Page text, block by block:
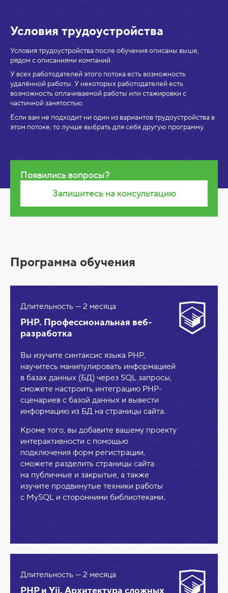
Условия трудоустройства
Условия трудоустройства после обучения описаны выше,
рядом с описаниями компаний.
У всех работодателей этого потока есть возможность
удалённой работы. У некоторых работодателей есть
возможность оплачиваемой работы или стажировки с
частичной занятостью.
Если вам не подходит ни один из вариантов трудоустройства в
этом потоке, то лучше выбрать для себя другую программу.
Появились вопросы?
Запишитесь на консультацию
Программа обучения
Длительность — 2 месяца
PHP. Профессиональная веб-
разработка
Вы изучите синтаксис языка PHP,
научитесь манипулировать информацией
в базах данных (БД) через SQL запросы,
сможете настроить интеграцию PHP-
сценариев с базой данных и вывести
информацию из БД на страницы сайта.
Кроме того, вы добавите вашему проекту
интерактивности с помощью
подключения форм регистрации,
сможете разделить страницы сайта
на публичные и закрытые, а также
изучите продвинутые техники работы
с MySQL и сторонними библиотеками.
Длительность — 2 месяца